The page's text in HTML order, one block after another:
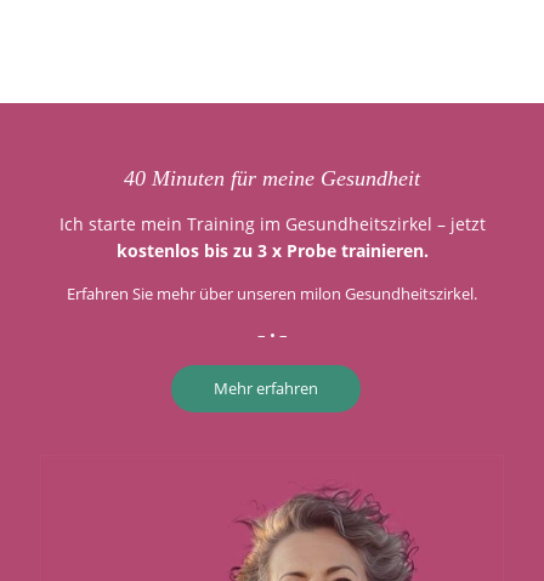
40 Minuten für meine Gesundheit
Ich starte mein Training im Gesundheitszirkel – jetzt
kostenlos bis zu 3 x Probe trainieren.
Erfahren Sie mehr über unseren milon Gesundheitszirkel.
– • –
Mehr erfahren